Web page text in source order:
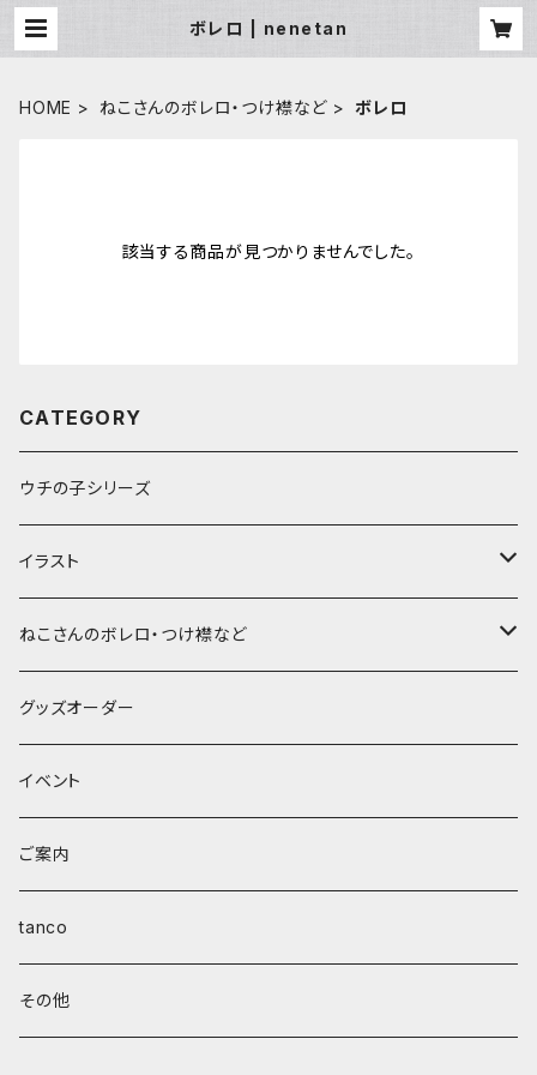
ボレロ | nenetan
HOME ねこさんのボレロ・つけ襟など ボレロ
該当する商品が見つかりませんでした。
CATEGORY
ウチの子シリーズ
イラスト
ポストカード
nenetanおまかせ
ラフ画
A4サイズ
nenetanおまかせ
ラフ画
チャリティー
ねこさんのボレロ・つけ襟など
つけ襟
ボレロ
首輪
グッズオーダー
イベント
ご案内
tanco
その他